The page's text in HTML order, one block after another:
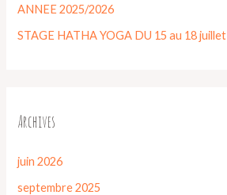
ANNEE 2025/2026
STAGE HATHA YOGA DU 15 au 18 juillet
Archives
juin 2026
septembre 2025